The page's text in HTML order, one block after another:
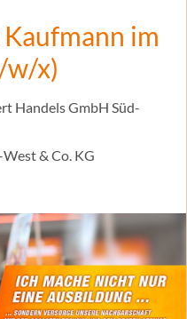
im
w/x)
Handels GmbH Süd-
& Co. KG